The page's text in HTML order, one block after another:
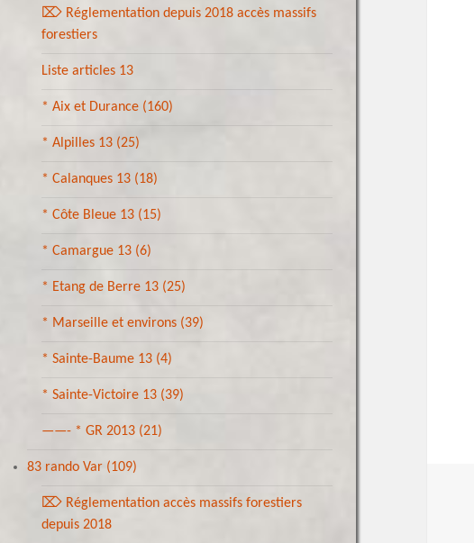
⌦ Réglementation depuis 2018 accès massifs
forestiers
Liste articles 13
* Aix et Durance (160)
* Alpilles 13 (25)
* Calanques 13 (18)
* Côte Bleue 13 (15)
* Camargue 13 (6)
* Etang de Berre 13 (25)
* Marseille et environs (39)
* Sainte-Baume 13 (4)
* Sainte-Victoire 13 (39)
——- * GR 2013 (21)
83 rando Var (109)
⌦ Réglementation accès massifs forestiers
depuis 2018